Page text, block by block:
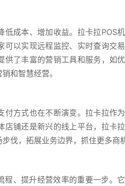
低成本、增加收益。拉卡拉POS
可以实现远程监控、实时查询交
供了丰富的营销工具和服务，如
和智慧经营。
付方式也在不断演变。拉卡拉作
店铺还是新兴的线上平台，拉卡
伐，拓展业务边界，抓住更多商机
程、提升经营效率的重要一步。